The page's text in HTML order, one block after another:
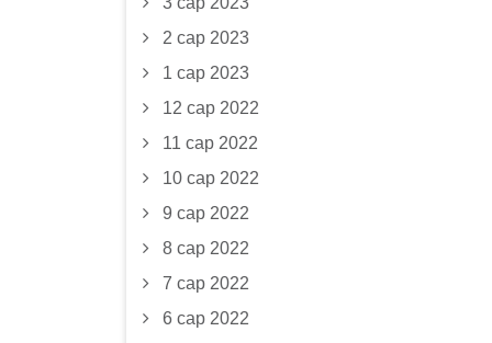
2 сар 2023
1 сар 2023
12 сар 2022
11 сар 2022
10 сар 2022
9 сар 2022
8 сар 2022
7 сар 2022
6 сар 2022